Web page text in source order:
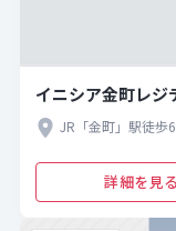
イニシア金町レジ
JR「金町」駅徒歩
詳細を見る